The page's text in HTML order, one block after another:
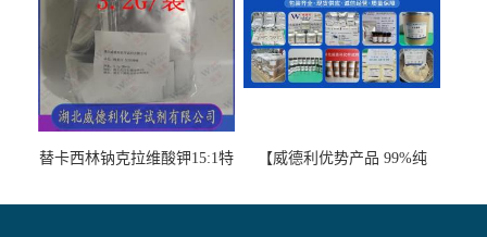
替卡西林钠克拉维酸钾15:1特
【威德利优势产品 99%纯